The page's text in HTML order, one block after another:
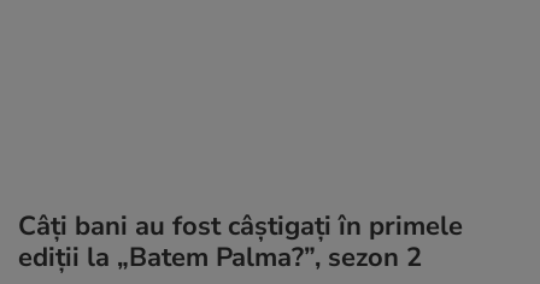
Câți bani au fost câștigați în primele
ediții la „Batem Palma?”, sezon 2